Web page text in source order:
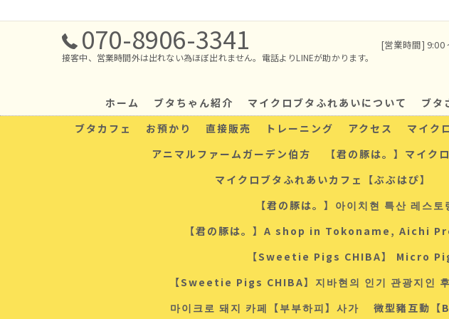
070-8906-3341
接客中、営業時間外は出れない為ほぼ出れません。電話よりLINEが助かります。
[営業時間] 9:00
ホーム ブタちゃん紹介 マイクロブタふれあいについて ブタ
ブタカフェ
お預かり 直接販売 トレーニング アクセス マイク
アニマルファームガーデン伯方
【君の豚は。】マイク
マイクロブタふれあいカフェ【ぶぶはぴ】
【君の豚は。】아이치현 특산 레스
【君の豚は。】A shop in Tokoname,
【Sweetie Pigs CHIBA】 Micro
【Sweetie Pigs CHIBA】지바현의 인기 관광지인
마이크로 돼지 카페【부부하피】사가
微型豬互動